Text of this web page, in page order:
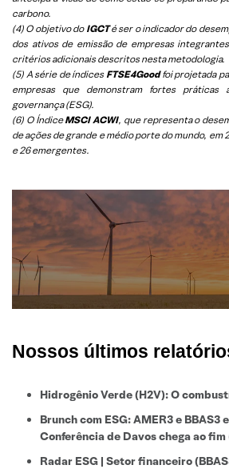
carbono.
(4) O objetivo do IGCTé ser o indicador do
dos ativos de emissão de empresas
critérios adicionais descritos nesta metodologia.
(5) A série de índices FTSE4Goodfoi projetada
empresas que demonstram fortes práticas
governança (ESG).
(6) O ÍndiceMSCI ACWI, que representa o
de ações de grande e médio porte do mundo, em
e 26 emergentes.
Nossos últimos
Hidrogênio Verde (H2V): O
Brunch com ESG: AMER3 e BBAS3
Conferência de Davos chega ao fim
Radar ESG | Setor financeiro